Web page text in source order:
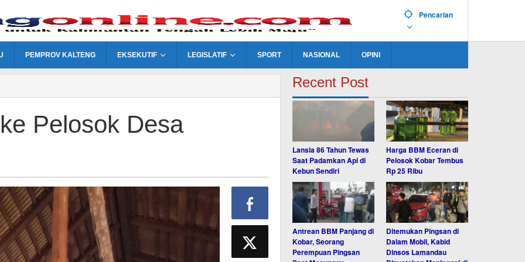
Pencarian
PEMPROV KALTENG EKSEKUTIF LEGISLATIF SPORT NASIONAL OPINI
Pelosok Desa
Recent Post
Lansia 86 Tahun Tewas
Saat Padamkan Api di
Kebun Sendiri
Harga BBM Eceran di
Pelosok Kobar Tembus
Rp 25 Ribu
Antrean BBM Panjang di
Kobar, Seorang
Perempuan Pingsan
Ditemukan Pingsan di
Dalam Mobil, Kabid
Dinsos Lamandau